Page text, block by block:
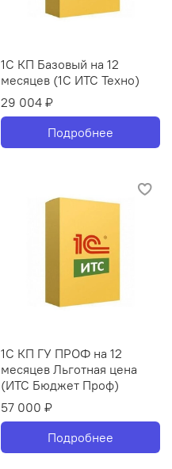
1С КП Базовый на 12
месяцев (1С ИТС Техно)
29 004 ₽
Подробнее
1С КП ГУ ПРОФ на 12
месяцев Льготная цена
(ИТС Бюджет Проф)
57 000 ₽
Подробнее